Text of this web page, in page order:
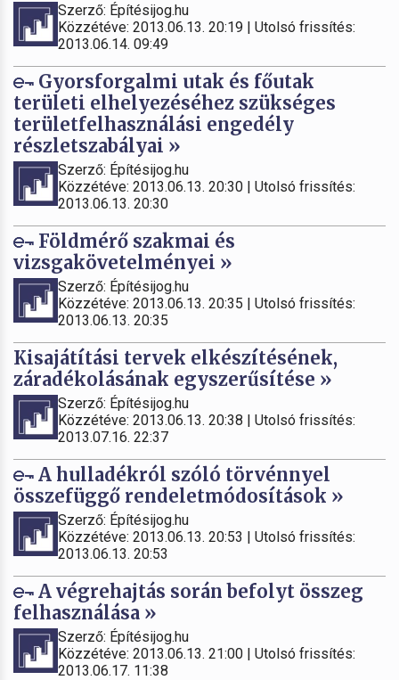
Szerző: Építésijog.hu
Közzétéve: 2013.06.13. 20:19 | Utolsó frissítés:
2013.06.14. 09:49
Gyorsforgalmi utak és főutak
területi elhelyezéséhez szükséges
területfelhasználási engedély
részletszabályai »
Szerző: Építésijog.hu
Közzétéve: 2013.06.13. 20:30 | Utolsó frissítés:
2013.06.13. 20:30
Földmérő szakmai és
vizsgakövetelményei »
Szerző: Építésijog.hu
Közzétéve: 2013.06.13. 20:35 | Utolsó frissítés:
2013.06.13. 20:35
Kisajátítási tervek elkészítésének,
záradékolásának egyszerűsítése »
Szerző: Építésijog.hu
Közzétéve: 2013.06.13. 20:38 | Utolsó frissítés:
2013.07.16. 22:37
A hulladékról szóló törvénnyel
összefüggő rendeletmódosítások »
Szerző: Építésijog.hu
Közzétéve: 2013.06.13. 20:53 | Utolsó frissítés:
2013.06.13. 20:53
A végrehajtás során befolyt összeg
felhasználása »
Szerző: Építésijog.hu
Közzétéve: 2013.06.13. 21:00 | Utolsó frissítés:
2013.06.17. 11:38